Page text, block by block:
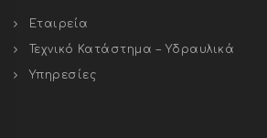
Εταιρεία
Τεχνικό Κατάστημα – Υδραυλικά
Υπηρεσίες